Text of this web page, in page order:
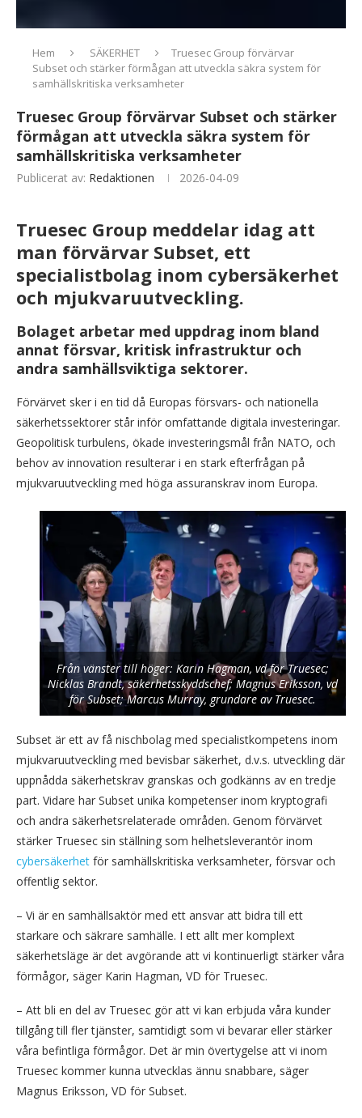
Hem SÄKERHET
Truesec Group förvärvar
Subset och stärker förmågan att utveckla säkra system för
samhällskritiska verksamheter
Truesec Group förvärvar Subset och stärker
förmågan att utveckla säkra system för
samhällskritiska verksamheter
Publicerat av: Redaktionen 2026-04-09
Truesec Group meddelar idag att
man förvärvar Subset, ett
specialistbolag inom cybersäkerhet
och mjukvaruutveckling.
Bolaget arbetar med uppdrag inom bland
annat försvar, kritisk infrastruktur och
andra samhällsviktiga sektorer.
Förvärvet sker i en tid då Europas försvars- och nationella
säkerhetssektorer står inför omfattande digitala investeringar.
Geopolitisk turbulens, ökade investeringsmål från NATO, och
behov av innovation resulterar i en stark efterfrågan på
mjukvaruutveckling med höga assuranskrav inom Europa.
Från vänster till höger: Karin Hagman, vd för Truesec;
Nicklas Brandt, säkerhetsskyddschef; Magnus Eriksson, vd
för Subset; Marcus Murray, grundare av Truesec.
Subset är ett av få nischbolag med specialistkompetens inom
mjukvaruutveckling med bevisbar säkerhet, d.v.s. utveckling där
uppnådda säkerhetskrav granskas och godkänns av en tredje
part. Vidare har Subset unika kompetenser inom kryptografi
och andra säkerhetsrelaterade områden. Genom förvärvet
stärker Truesec sin ställning som helhetsleverantör inom
cybersäkerhet för samhällskritiska verksamheter, försvar och
offentlig sektor.
– Vi är en samhällsaktör med ett ansvar att bidra till ett
starkare och säkrare samhälle. I ett allt mer komplext
säkerhetsläge är det avgörande att vi kontinuerligt stärker våra
förmågor, säger Karin Hagman, VD för Truesec.
– Att bli en del av Truesec gör att vi kan erbjuda våra kunder
tillgång till fler tjänster, samtidigt som vi bevarar eller stärker
våra befintliga förmågor. Det är min övertygelse att vi inom
Truesec kommer kunna utvecklas ännu snabbare, säger
Magnus Eriksson, VD för Subset.